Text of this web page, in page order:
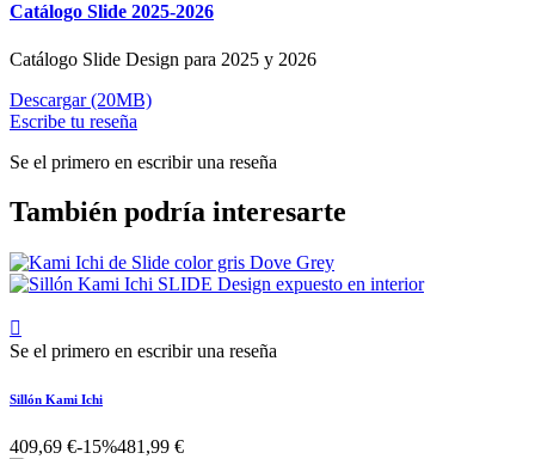
Catálogo Slide 2025-2026
Catálogo Slide Design para 2025 y 2026
Descargar (20MB)
Escribe tu reseña
Se el primero en escribir una reseña
También podría interesarte

Se el primero en escribir una reseña
Sillón Kami Ichi
409,69 €-15%481,99 €